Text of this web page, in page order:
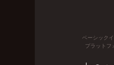
ベーシック
プラットフ